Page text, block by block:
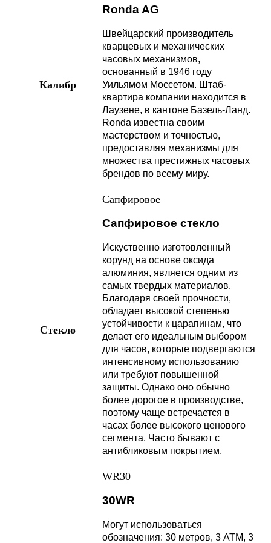
Калибр
Ronda AG
Швейцарский производитель
кварцевых и механических
часовых механизмов,
основанный в 1946 году
Уильямом Моссетом. Штаб-
квартира компании находится в
Лаузене, в кантоне Базель-Ланд.
Ronda известна своим
мастерством и точностью,
предоставляя механизмы для
множества престижных часовых
брендов по всему миру.
Стекло
Сапфировое
Сапфировое стекло
Искуственно изготовленный
корунд на основе оксида
алюминия, является одним из
самых твердых материалов.
Благодаря своей прочности,
обладает высокой степенью
устойчивости к царапинам, что
делает его идеальным выбором
для часов, которые подвергаются
интенсивному использованию
или требуют повышенной
защиты. Однако оно обычно
более дорогое в производстве,
поэтому чаще встречается в
часах более высокого ценового
сегмента. Часто бывают с
антибликовым покрытием.
WR30
30WR
Могут использоваться
обозначения: 30 метров, 3 АТМ, 3